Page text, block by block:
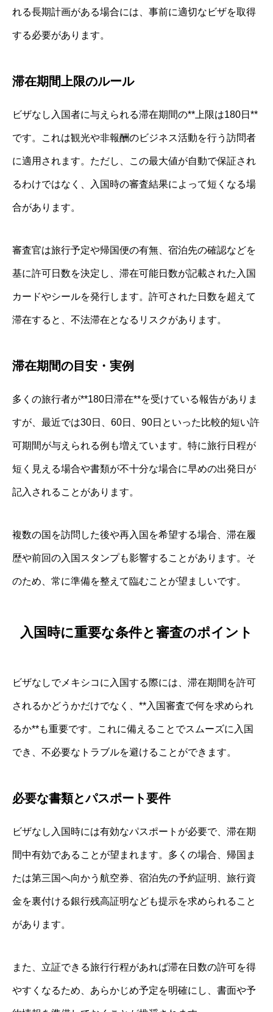
れる長期計画がある場合には、事前に適切なビザを取得
する必要があります。
滞在期間上限のルール
ビザなし入国者に与えられる滞在期間の**上限は180日**
です。これは観光や非報酬のビジネス活動を行う訪問者
に適用されます。ただし、この最大値が自動で保証され
るわけではなく、入国時の審査結果によって短くなる場
合があります。
審査官は旅行予定や帰国便の有無、宿泊先の確認などを
基に許可日数を決定し、滞在可能日数が記載された入国
カードやシールを発行します。許可された日数を超えて
滞在すると、不法滞在となるリスクがあります。
滞在期間の目安・実例
多くの旅行者が**180日滞在**を受けている報告がありま
すが、最近では30日、60日、90日といった比較的短い許
可期間が与えられる例も増えています。特に旅行日程が
短く見える場合や書類が不十分な場合に早めの出発日が
記入されることがあります。
複数の国を訪問した後や再入国を希望する場合、滞在履
歴や前回の入国スタンプも影響することがあります。そ
のため、常に準備を整えて臨むことが望ましいです。
入国時に重要な条件と審査のポイント
ビザなしでメキシコに入国する際には、滞在期間を許可
されるかどうかだけでなく、**入国審査で何を求められ
るか**も重要です。これに備えることでスムーズに入国
でき、不必要なトラブルを避けることができます。
必要な書類とパスポート要件
ビザなし入国時には有効なパスポートが必要で、滞在期
間中有効であることが望まれます。多くの場合、帰国ま
たは第三国へ向かう航空券、宿泊先の予約証明、旅行資
金を裏付ける銀行残高証明なども提示を求められること
があります。
また、立証できる旅行行程があれば滞在日数の許可を得
やすくなるため、あらかじめ予定を明確にし、書面や予